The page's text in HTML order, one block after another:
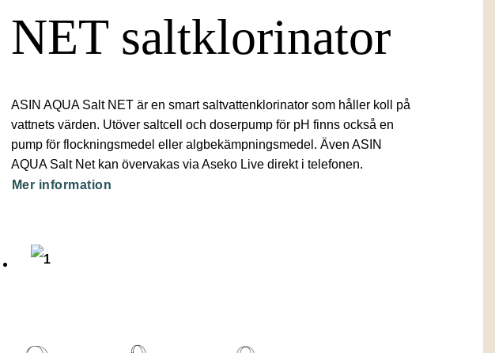
NET saltklorinator
ASIN AQUA Salt NET är en smart saltvattenklorinator som håller koll på
vattnets värden. Utöver saltcell och doserpump för pH finns också en
pump för flockningsmedel eller algbekämpningsmedel. Även ASIN
AQUA Salt Net kan övervakas via Aseko Live direkt i telefonen.
Mer information